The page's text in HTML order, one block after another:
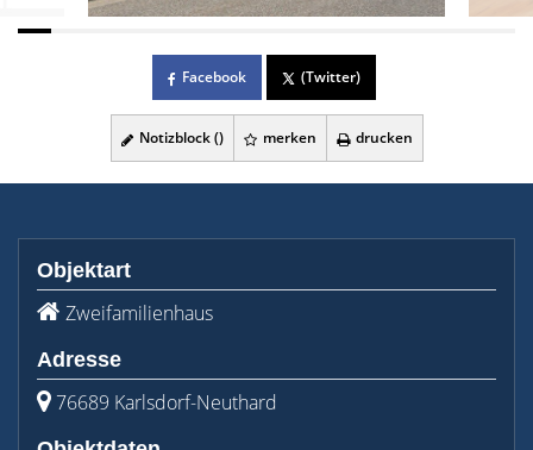
Facebook (Twitter)
Notizblock () merken drucken
Objektart
Zweifamilienhaus
Adresse
76689 Karlsdorf-Neuthard